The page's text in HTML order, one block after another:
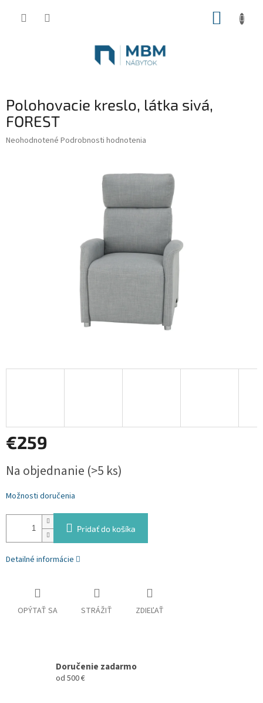
Polohovacie kreslo, látka sivá,
FOREST
Priemerné
Neohodnotené Podrobnosti hodnotenia
€259
cena:
Na objednanie (>5 ks)
Možnosti doručenia
Pridať do košíka
Detailné informácie
OPÝTAŤ SA STRÁŽIŤ ZDIEĽAŤ
Doručenie zadarmo
od 500 €